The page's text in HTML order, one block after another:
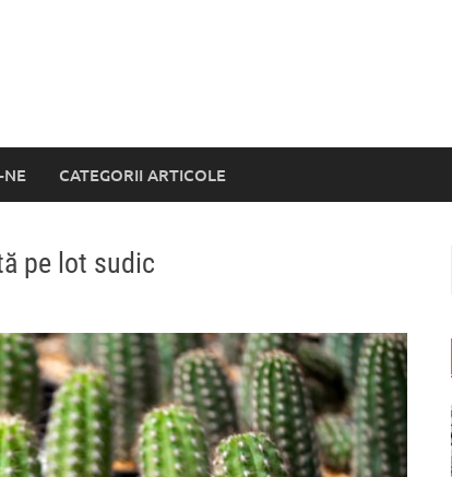
NE CATEGORII ARTICOLE
pe lot sudic